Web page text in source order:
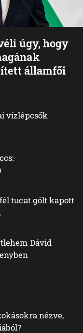
úgy, hogy
államfői
vízlépcsők
tucat gólt kapott
Dávid
nézve,